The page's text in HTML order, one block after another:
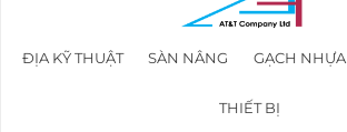
ĐỊA KỸ THUẬT SÀN NÂNG GẠCH NHỰA
THIẾT BỊ